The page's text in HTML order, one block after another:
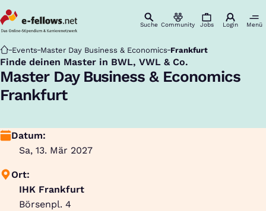
Suche Community Jobs Login Menü
Startseite
Events Master Day Business & Economics Frankfurt
Finde deinen Master in BWL, VWL & Co.
:
Master Day Business & Economics
Frankfurt
Datum:
Sa, 13. Mär 2027
Ort:
IHK Frankfurt
Börsenpl. 4